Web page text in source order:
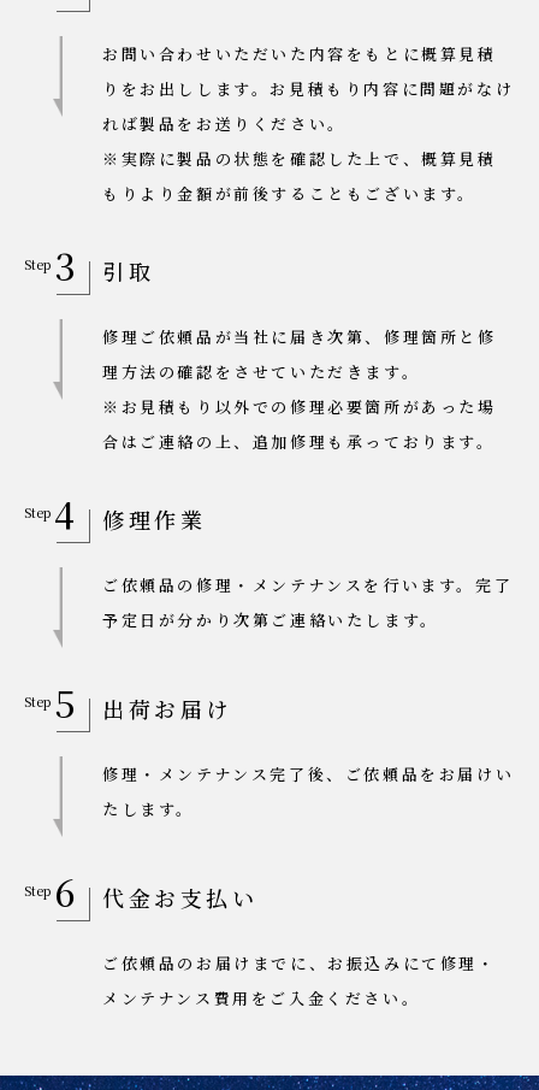
お問い合わせいただいた内容をもとに概算見積
りをお出しします。お見積もり内容に問題がなけ
れば製品をお送りください。
※実際に製品の状態を確認した上で、概算見積
もりより金額が前後することもございます。
3 引取
修理ご依頼品が当社に届き次第、修理箇所と修
理方法の確認をさせていただきます。
※お見積もり以外での修理必要箇所があった場
合はご連絡の上、追加修理も承っております。
4 修理作業
ご依頼品の修理・メンテナンスを行います。完了
予定日が分かり次第ご連絡いたします。
5 出荷お届け
修理・メンテナンス完了後、ご依頼品をお届けい
たします。
6 代金お支払い
ご依頼品のお届けまでに、お振込みにて修理・
メンテナンス費用をご入金ください。